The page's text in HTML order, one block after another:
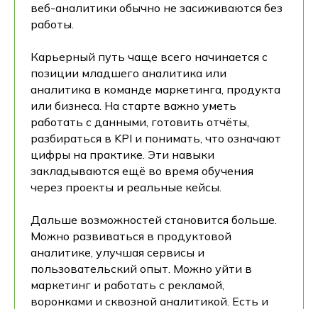
веб-аналитики обычно не засиживаются без
работы.
Карьерный путь чаще всего начинается с
позиции младшего аналитика или
аналитика в команде маркетинга, продукта
или бизнеса. На старте важно уметь
работать с данными, готовить отчёты,
разбираться в KPI и понимать, что означают
цифры на практике. Эти навыки
закладываются ещё во время обучения
через проекты и реальные кейсы.
Дальше возможностей становится больше.
Можно развиваться в продуктовой
аналитике, улучшая сервисы и
пользовательский опыт. Можно уйти в
маркетинг и работать с рекламой,
воронками и сквозной аналитикой. Есть и